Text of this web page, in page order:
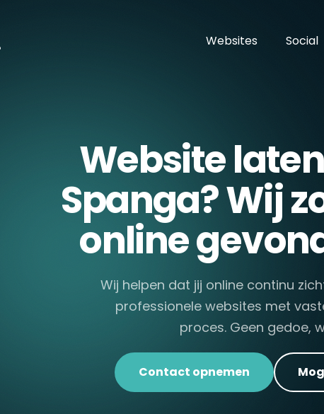
Websites
Social
Website
Spanga? Wij
online
Wij helpen dat jij online continu
professionele websites met
proces. Geen gedoe,
Contact opnemen